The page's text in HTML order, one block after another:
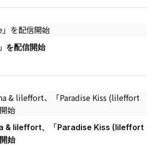
を配信開始
& lileffort、「Paradise Kiss (lileffort
始